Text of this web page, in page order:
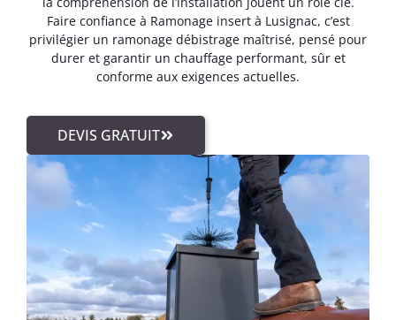
Faire confiance à Ramonage insert à Lusignac, c’est
privilégier un ramonage débistrage maîtrisé, pensé pour
durer et garantir un chauffage performant, sûr et
conforme aux exigences actuelles.
DEVIS GRATUIT